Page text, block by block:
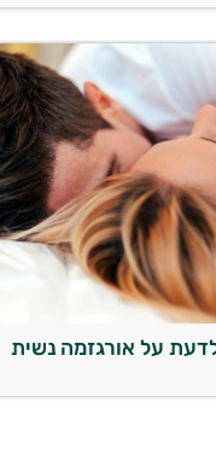
על אורגזמה נשית